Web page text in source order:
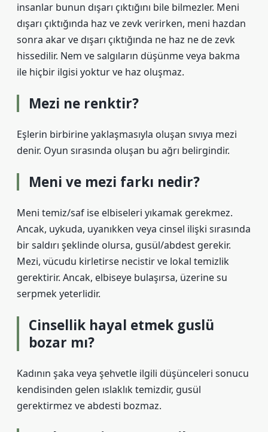
insanlar bunun dışarı çıktığını bile bilmezler. Meni
dışarı çıktığında haz ve zevk verirken, meni hazdan
sonra akar ve dışarı çıktığında ne haz ne de zevk
hissedilir. Nem ve salgıların düşünme veya bakma
ile hiçbir ilgisi yoktur ve haz oluşmaz.
Mezi ne renktir?
Eşlerin birbirine yaklaşmasıyla oluşan sıvıya mezi
denir. Oyun sırasında oluşan bu ağrı belirgindir.
Meni ve mezi farkı nedir?
Meni temiz/saf ise elbiseleri yıkamak gerekmez.
Ancak, uykuda, uyanıkken veya cinsel ilişki sırasında
bir saldırı şeklinde olursa, gusül/abdest gerekir.
Mezi, vücudu kirletirse necistir ve lokal temizlik
gerektirir. Ancak, elbiseye bulaşırsa, üzerine su
serpmek yeterlidir.
Cinsellik hayal etmek guslü
bozar mı?
Kadının şaka veya şehvetle ilgili düşünceleri sonucu
kendisinden gelen ıslaklık temizdir, gusül
gerektirmez ve abdesti bozmaz.